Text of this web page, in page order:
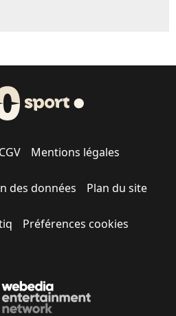
CGV Mentions légales
des données Plan du site
Préférences cookies